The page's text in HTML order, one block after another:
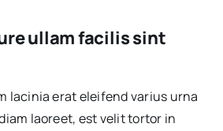
ullam facilis sint
lacinia erat eleifend varius urna
laoreet, est velit tortor in